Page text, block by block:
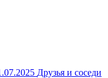
Друзья и соседи